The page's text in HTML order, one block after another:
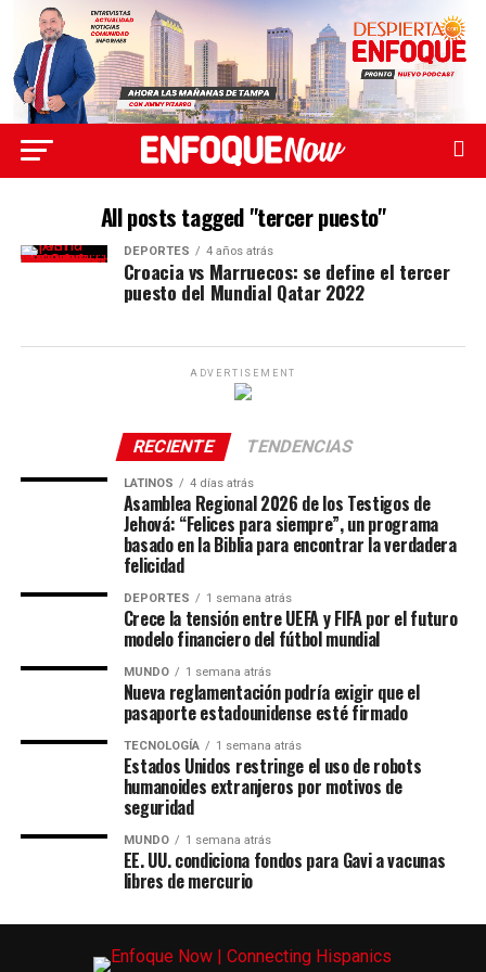
All posts tagged "tercer puesto"
DEPORTES 4 años atrás
Croacia vs Marruecos: se define el tercer
puesto del Mundial Qatar 2022
ADVERTISEMENT
RECIENTE TENDENCIAS
LATINOS 4 días atrás
Asamblea Regional 2026 de los Testigos de
Jehová: “Felices para siempre”, un programa
basado en la Biblia para encontrar la verdadera
felicidad
DEPORTES 1 semana atrás
Crece la tensión entre UEFA y FIFA por el futuro
modelo financiero del fútbol mundial
MUNDO 1 semana atrás
Nueva reglamentación podría exigir que el
pasaporte estadounidense esté firmado
TECNOLOGÍA 1 semana atrás
Estados Unidos restringe el uso de robots
humanoides extranjeros por motivos de
seguridad
MUNDO 1 semana atrás
EE. UU. condiciona fondos para Gavi a vacunas
libres de mercurio